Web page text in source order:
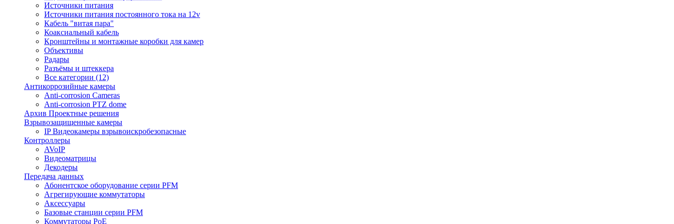
Источники питания
Источники питания постоянного тока на 12v
Кабель "витая пара"
Коаксиальный кабель
Кронштейны и монтажные коробки для камер
Объективы
Радары
Разъёмы и штеккера
Все категории (12)
Антикоррозийные камеры
Anti-corrosion Cameras
Anti-corrosion PTZ dome
Архив Проектные решения
Взрывозащищенные камеры
IP Видеокамеры взрывоискробезопасные
Контроллеры
AVoIP
Видеоматрицы
Декодеры
Передача данных
Абонентское оборудование серии PFM
Агрегирующие коммутаторы
Аксессуары
Базовые станции серии PFM
Коммутаторы PoE